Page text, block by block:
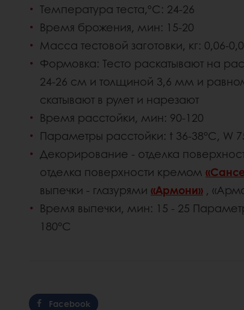
Температура теста,ºС: 24-26
Время брожения, мин: 15-20
Масса тестовой заготовки, кг: 0,06-
Формовка: Тесто раскатывают на
24-26 см и толщиной 3,6 мм и
скатывают в рулет и нарезают
Время расстойки, мин: 90-120
Параметры расстойки: t 36-38°С, W
Декорирование - отделка
отделка поверхности кремом
выпечки - глазурями «Армони» ,
Время выпечки, мин: 15 - 25
180°С
Facebook